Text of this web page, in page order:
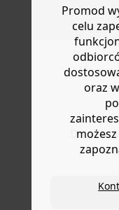
Do you
nowych kolorów:
Promod
celu
oraz